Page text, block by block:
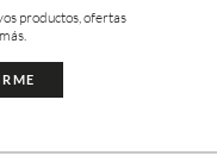
productos, ofertas